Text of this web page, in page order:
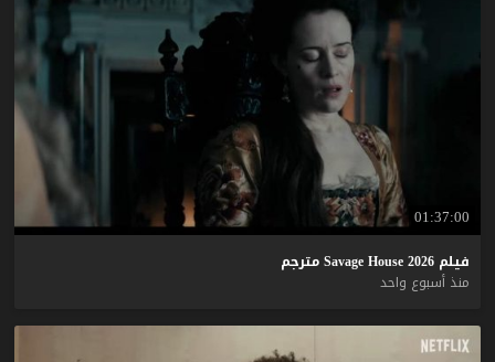
01:37:00
فيلم Savage House 2026
مترجم
منذ أسبوع واحد